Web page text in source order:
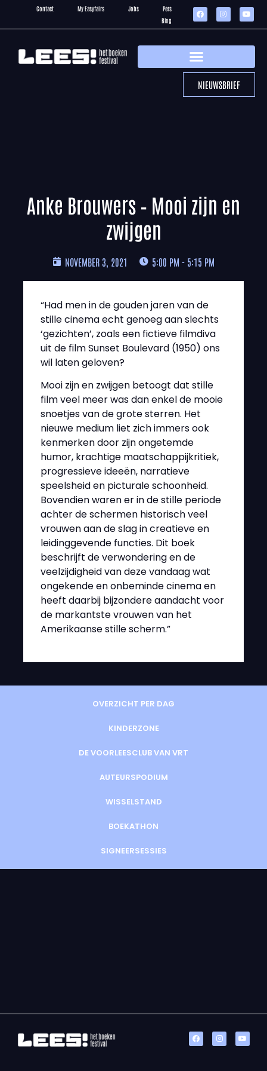
Contact My Easyfairs Jobs
Pers
Blog
NIEUWSBRIEF
OVERZICHT PER DAG
KINDERZONE
DE VOORLEESCLUB VAN VRT
AUTEURSPODIUM
WISSELSTAND
BOEKATHON
SIGNEERSESSIES
Anke Brouwers – Mooi zijn en
zwijgen
NOVEMBER 3, 2021 5:00 PM - 5:15 PM
“Had men in de gouden jaren van de
stille cinema echt genoeg aan slechts
‘gezichten’, zoals een fictieve filmdiva
uit de film Sunset Boulevard (1950) ons
wil laten geloven?
Mooi zijn en zwijgen betoogt dat stille
film veel meer was dan enkel de mooie
snoetjes van de grote sterren. Het
nieuwe medium liet zich immers ook
kenmerken door zijn ongetemde
humor, krachtige maatschappijkritiek,
progressieve ideeën, narratieve
speelsheid en picturale schoonheid.
Bovendien waren er in de stille periode
achter de schermen historisch veel
vrouwen aan de slag in creatieve en
leidinggevende functies. Dit boek
beschrijft de verwondering en de
veelzijdigheid van deze vandaag wat
ongekende en onbeminde cinema en
heeft daarbij bijzondere aandacht voor
de markantste vrouwen van het
Amerikaanse stille scherm.”